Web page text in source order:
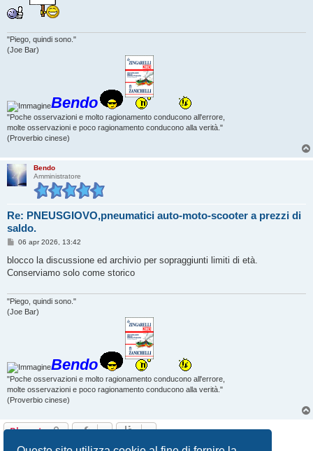
g
i
"Piego, quindi sono."
(Joe Bar)
Bendo
"Poche osservazioni e molto ragionamento conducono all'errore,
molte osservazioni e poco ragionamento conducono alla verità."
(Proverbio cinese)
Bendo
Amministratore
Re: PNEUSGIOVO,pneumatici auto-moto-scooter a prezzi di
saldo.
M
s
a
i
06 apr 2026, 13:42
blocco la discussione ed archivio per sopraggiunti limiti di età.
Conserviamo solo come storico
"Piego, quindi sono."
(Joe Bar)
Bendo
"Poche osservazioni e molto ragionamento conducono all'errore,
molte osservazioni e poco ragionamento conducono alla verità."
(Proverbio cinese)
Bloccato
8 messaggi • Pagina1di1